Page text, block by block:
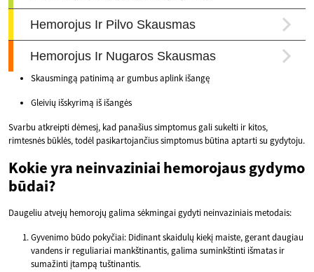
Skausmingą patinimą ar gumbus aplink išangę
Gleivių išskyrimą iš išangės
Svarbu atkreipti dėmesį, kad panašius simptomus gali sukelti ir kitos,
rimtesnės būklės, todėl pasikartojančius simptomus būtina aptarti su gydytoju.
Kokie yra neinvaziniai hemorojaus gydymo
būdai?
Daugeliu atvejų hemorojų galima sėkmingai gydyti neinvaziniais metodais:
Gyvenimo būdo pokyčiai: Didinant skaidulų kiekį maiste, gerant daugiau
vandens ir reguliariai mankštinantis, galima suminkštinti išmatas ir
sumažinti įtampą tuštinantis.